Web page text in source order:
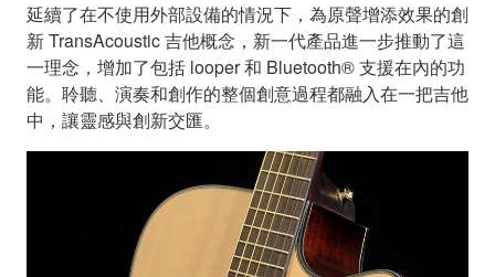
延續了在不使用外部設備的情況下，為原聲增添效果的創
新 TransAcoustic 吉他概念，新一代產品進一步推動了這
一理念，增加了包括 looper 和 Bluetooth® 支援在內的功
能。聆聽、演奏和創作的整個創意過程都融入在一把吉他
中，讓靈感與創新交匯。